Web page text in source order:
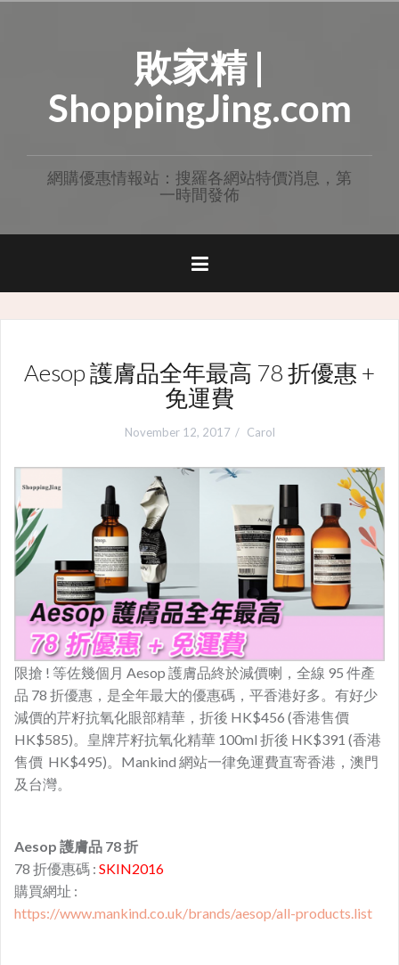
敗家精 |
ShoppingJing.com
網購優惠情報站：搜羅各網站特價消息，第
一時間發佈
Aesop 護膚品全年最高 78 折優惠 +
免運費
November 12, 2017 Carol
限搶 ! 等佐幾個月 Aesop 護膚品終於減價喇， 全線 95 件產
品 78 折優惠，是全年最大的優惠碼，平香港好多。 有好少
減價的芹籽抗氧化眼部精華，折後 HK$456 (香港售價
HK$585)。皇牌芹籽抗氧化精華 100ml 折後 HK$391 (香港
售價 HK$495)。Mankind 網站一律免運費直寄香港，澳門
及台灣。
Aesop 護膚品 78 折
78 折優惠碼 : SKIN2016
購買網址 :
https://www.mankind.co.uk/brands/aesop/all-products.list